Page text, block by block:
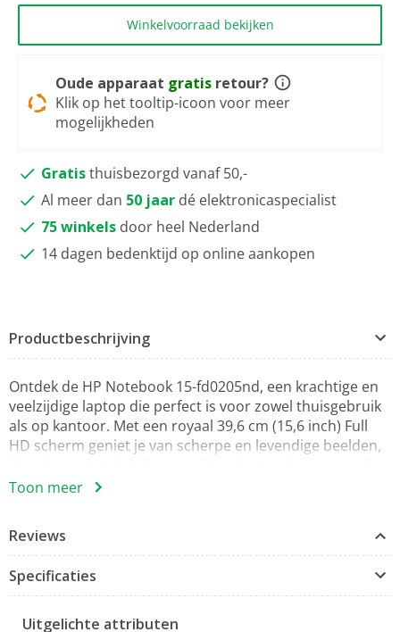
Winkelvoorraad bekijken
Oude apparaat gratis retour?
Klik op het tooltip-icoon voor meer
mogelijkheden
Gratisthuisbezorgd vanaf 50,-
Al meer dan 50 jaar dé elektronicaspecialist
75 winkels door heel Nederland
14 dagen bedenktijd op online aankopen
Productbeschrijving
Ontdek de HP Notebook 15-fd0205nd, een krachtige en
veelzijdige laptop die perfect is voor zowel thuisgebruik
als op kantoor. Met een royaal 39,6 cm (15,6 inch) Full
HD scherm geniet je van scherpe en levendige beelden,
of het uitvoeren van dagelijkse taken.
generatie (i5-1334U) met een impressive kloksnelheid tot
4,6 GHz en 10 kernen, biedt deze notebook razendsnelle
prestaties. Of je nu multitaskt met verschillende
applicaties of zware software gebruikt, met 16 GB DDR4
werkgeheugen met een snelheid van 3200 MHz blijft
Toon meer
Reviews
Specificaties
Uitgelichte attributen